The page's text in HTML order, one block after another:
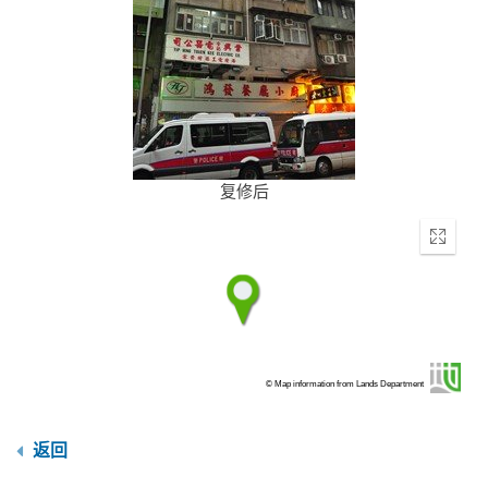
复修后
Enter
© Map information from Lands Department
返回